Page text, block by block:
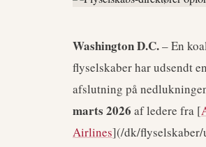
Washington D.C.– En
flyselskaber har udsendt
afslutning på
marts 2026 af ledere fra [
Airlines](/dk/